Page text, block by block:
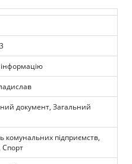
влади
документ, Загальний
комунальних підприємств,
Спорт